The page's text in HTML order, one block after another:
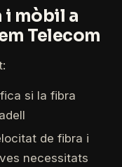
mòbil a
Telecom
si la fibra
de fibra i
necessitats